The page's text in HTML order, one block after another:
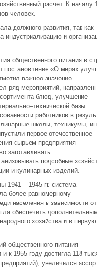
расчет. К началу
человек.
должного развития, так как
индустриализацию и
общественного питания в
постановление «О мерах
важное значение
ряд мероприятий,
блюд, улучшение
базы
работников в
школы, техникумы,
первое отечественное
сырьем предприятия
заготавливать
подсобные
и кулинарных изделий.
1941 – 1945 гг. система
более равномерному
населения в зависимости от
обеспечить
хозяйства и в первую
общественного питания
к 1955 году достигла 118
увеличился